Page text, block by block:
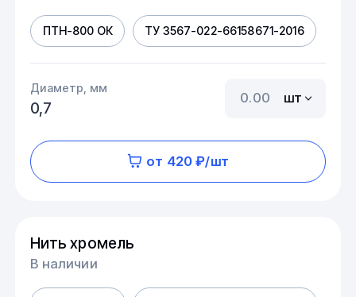
ПТН-800 ОК ТУ 3567-022-66158671-2016
Диаметр, мм
0,7
шт
от 420 ₽/шт
Нить хромель
В наличии